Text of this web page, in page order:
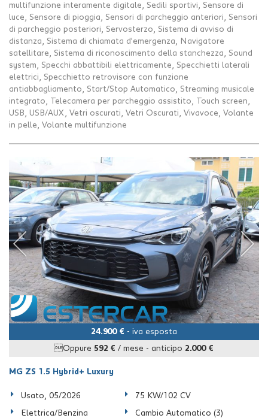
multifunzione interamente digitale, Sedili sportivi, Sensore di
luce, Sensore di pioggia, Sensori di parcheggio anteriori, Sensori
di parcheggio posteriori, Servosterzo, Sistema di avviso di
distanza, Sistema di chiamata d'emergenza, Navigatore
satellitare, Sistema di riconoscimento della stanchezza, Sound
system, Specchi abbattibili elettricamente, Specchietti laterali
elettrici, Specchietto retrovisore con funzione
antiabbagliamento, Start/Stop Automatico, Streaming musicale
integrato, Telecamera per parcheggio assistito, Touch screen,
USB, USB/AUX, Vetri oscurati, Vetri Oscurati, Vivavoce, Volante
in pelle, Volante multifunzione
24.900 € - iva esposta
Oppure 592 € / mese - anticipo 2.000 €
MG ZS 1.5 Hybrid+ Luxury
Usato, 05/2026 75 KW/102 CV
Elettrica/Benzina Cambio Automatico (3)